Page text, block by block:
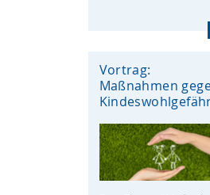
Vortrag:
Maßnahmen